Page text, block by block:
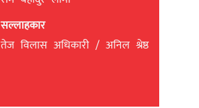
सल्लाहकार
तेज विलास अधिकारी / अनिल श्रेष्ठ